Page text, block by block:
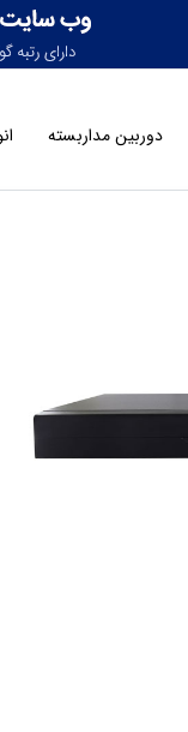
دوربین مداربسته